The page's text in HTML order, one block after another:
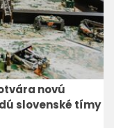
novú
slovenské tímy